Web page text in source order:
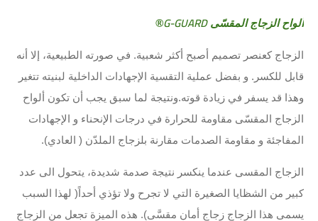
ألواح الزجاج المقسّىG-GUARD
®
الزجاج كعنصر تصميم أصبح أكثر شعبية. في صورته الطبيعية، إلا أنه
قابل للكسر. و بفضل عملية التقسية الإجهادات الداخلية لبنيته تتغير
وهذا قد يسفر في زيادة قوته.ونتيجة لما سبق يجب أن تكون ألواح
الزجاج المقسّى مقاومة للحرارة في درجات الإنحناء و الإجهادات
المفاجئة و مقاومة الصدمات مقارنة بلزجاج الملدّن ( العادي).
الزجاج المقسى عندما ينكسر نتيجة صدمة شديدة، يتحول الى عدد
كبير من الشظايا الصغيرة التي لا تجرح ولا تؤذي أحداً( لهذا السبب
يسمى هذا الزجاج زجاج أمان مقسَّى). هذه الميزة تجعل من الزجاج